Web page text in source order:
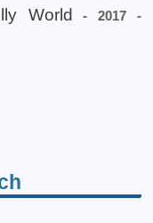
World - 2017 -